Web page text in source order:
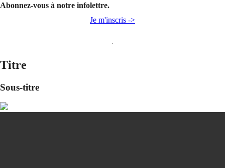
Abonnez-vous à notre infolettre.
Je m'inscris ->
Titre
Sous-titre